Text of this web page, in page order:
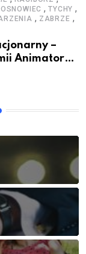
,TYCHY ,
, ZABRZE ,
–
Animatora